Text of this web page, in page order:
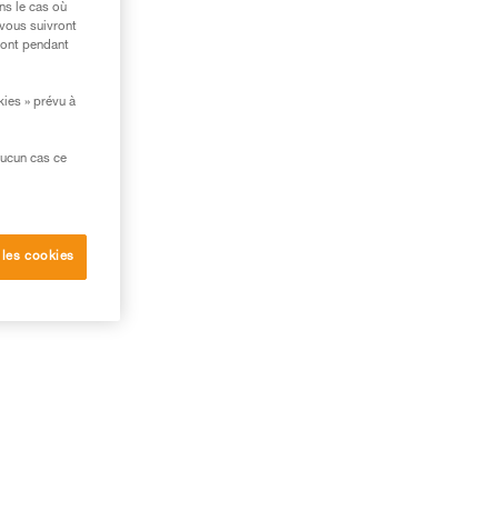
le cas où
suivront
pendant
» prévu à
cas ce
cookies